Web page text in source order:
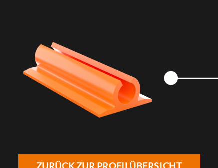
ZURÜCK ZUR PROFILÜBERSICHT